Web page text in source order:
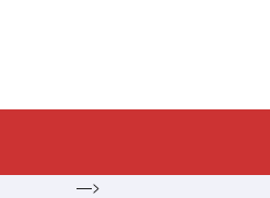
—>